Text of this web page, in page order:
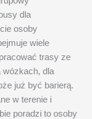
dla
osoby
wiele
trasy ze
wózkach, dla
już być barierą.
w terenie i
poradzi to osoby